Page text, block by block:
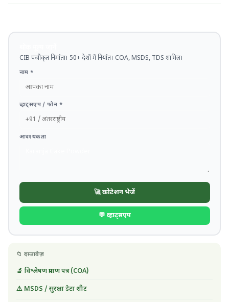
CIB पंजीकृत निर्माता। 50+ देशों में निर्यात। COA, MSDS, TDS शामिल।
नाम *
व्हाट्सएप / फोन *
आवश्यकता
🚀 कोटेशन भेजें
💬 व्हाट्सएप
📁 दस्तावेज़
🔬 विश्लेषण प्रमाण पत्र (COA)
⚠️ MSDS / सुरक्षा डेटा शीट